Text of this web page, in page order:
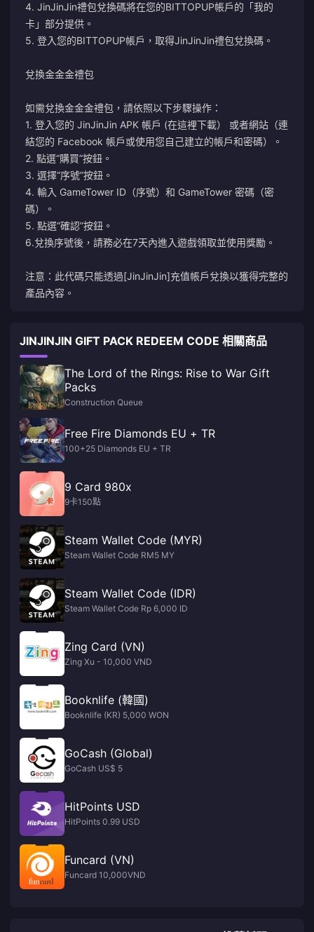
4. JinJinJin禮包兌換碼將在您的BITTOPUP帳戶的「我的
卡」部分提供。
5. 登入您的BITTOPUP帳戶，取得JinJinJin禮包兌換碼。
兌換金金金禮包
如需兌換金金金禮包，請依照以下步驟操作：
1. 登入您的 JinJinJin APK 帳戶 (在這裡下載） 或者網站 （連
結您的 Facebook 帳戶或使用您自己建立的帳戶和密碼）。
2. 點選“購買”按鈕。
3. 選擇“序號”按鈕。
4. 輸入 GameTower ID（序號）和 GameTower 密碼（密
碼）。
5. 點選“確認”按鈕。
6.兌換序號後，請務必在7天內進入遊戲領取並使用獎勵。
注意：此代碼只能透過[JinJinJin]充值帳戶兌換以獲得完整的
產品內容。
JINJINJIN GIFT PACK REDEEM CODE 相關商品
The Lord of the Rings: Rise to War Gift
Packs
Construction Queue
Free Fire Diamonds EU + TR
100+25 Diamonds EU + TR
9 Card 980x
9卡150點
Steam Wallet Code (MYR)
Steam Wallet Code RM5 MY
Steam Wallet Code (IDR)
Steam Wallet Code Rp 6,000 ID
Zing Card (VN)
Zing Xu - 10,000 VND
Booknlife (韓國)
Booknlife (KR) 5,000 WON
GoCash (Global)
GoCash US$ 5
HitPoints USD
HitPoints 0.99 USD
Funcard (VN)
Funcard 10,000VND